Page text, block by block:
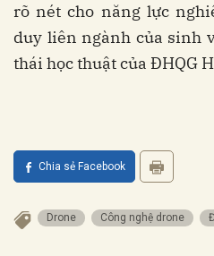
rõ nét cho năng lực
duy liên ngành của sinh
thái học thuật của ĐHQG
Chia sẻ Facebook
Drone Công nghệ drone